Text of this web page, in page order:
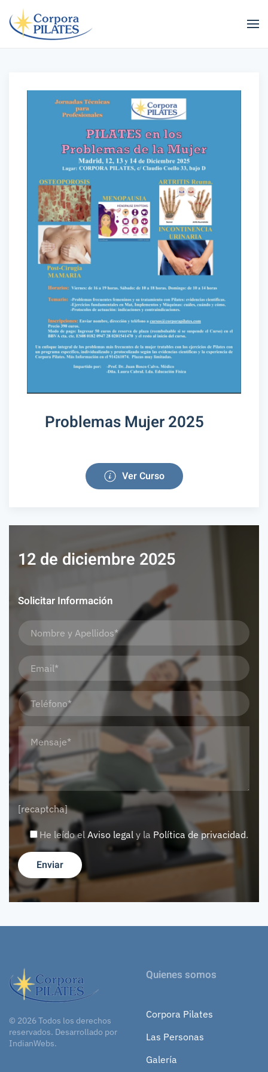
Ir al contenido principal
Problemas Mujer 2025
Ver Curso
12 de diciembre 2025
Solicitar Información
[recaptcha]
He leído el Aviso legal y la Política de privacidad.
© 2026Todos los derechos
reservados. Desarrollado por
IndianWebs.
Quienes somos
Corpora Pilates
Las Personas
Galería